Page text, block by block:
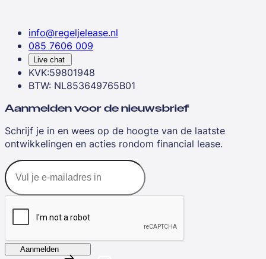
info@regeljelease.nl
085 7606 009
Live chat
KVK:59801948
BTW: NL853649765B01
Aanmelden voor de nieuwsbrief
Schrijf je in en wees op de hoogte van de laatste
ontwikkelingen en acties rondom financial lease.
Aanmelden